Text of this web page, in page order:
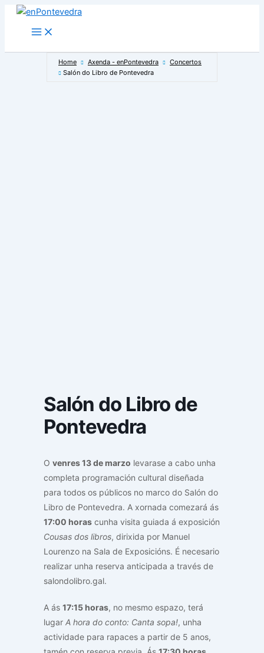
Main
Menu
Home Axenda - enPontevedra
Concertos
Salón do Libro de Pontevedra
Salón do Libro de
Pontevedra
O venres 13 de marzo levarase a cabo unha
completa programación cultural diseñada
para todos os públicos no marco do Salón do
Libro de Pontevedra. A xornada comezará ás
17:00 horas cunha visita guiada á exposición
Cousas dos libros, dirixida por Manuel
Lourenzo na Sala de Exposicións. É necesario
realizar unha reserva anticipada a través de
salondolibro.gal.
A ás 17:15 horas, no mesmo espazo, terá
lugar A hora do conto: Canta sopa!, unha
actividade para rapaces a partir de 5 anos,